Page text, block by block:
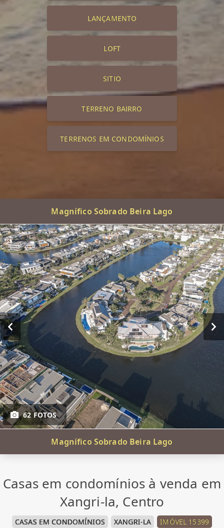
LANÇAMENTO
LOFT
SITIO
TERRENO BAIRRO
TERRENOS EM CONDOMÍNIOS
Magnífico Sobrado Beira Lago
62 FOTOS
Magnífico Sobrado Beira Lago
Casas em condomínios à venda em
Xangri-la, Centro
CASAS EM CONDOMÍNIOS XANGRI-LA IMÓVEL 15399